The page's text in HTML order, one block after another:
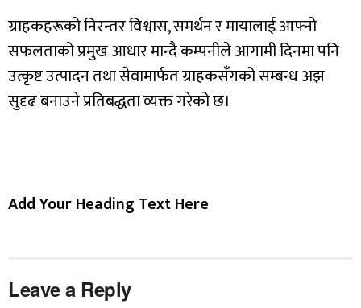
ग्राहकहरूको निरन्तर विश्वास, समर्थन र मायालाई आफ्नो
सफलताको प्रमुख आधार मान्दै कम्पनीले आगामी दिनमा पनि
उत्कृष्ट उत्पादन तथा सेवामार्फत ग्राहकसँगको सम्बन्ध अझ
सुदृढ बनाउने प्रतिबद्धता व्यक्त गरेको छ।
Add Your Heading Text Here
Leave a Reply